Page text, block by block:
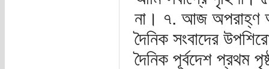
না। ৭. আজ অপরাহ্ণ
দৈনিক সংবাদের
দৈনিক পূর্বদেশ প্রথম